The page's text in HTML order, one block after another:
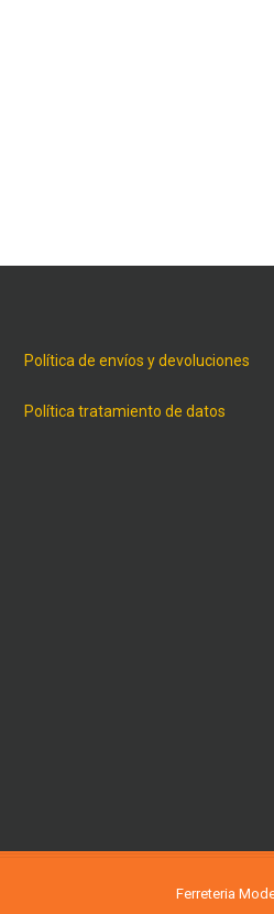
Política de envíos y devoluciones
Política tratamiento de datos
Ferreteria